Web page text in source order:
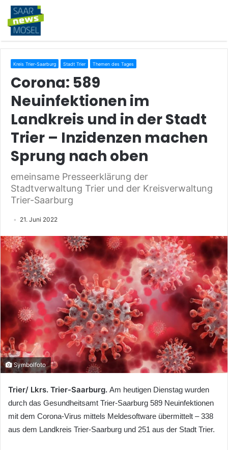
Kreis Trier-Saarburg Stadt Trier Themen des Tages
Corona: 589
Neuinfektionen im
Landkreis und in der Stadt
Trier – Inzidenzen machen
Sprung nach oben
emeinsame Presseerklärung der
Stadtverwaltung Trier und der Kreisverwaltung
Trier-Saarburg
21. Juni 2022
Symbolfoto
Trier/ Lkrs. Trier-Saarburg. Am heutigen Dienstag wurden
durch das Gesundheitsamt Trier-Saarburg 589 Neuinfektionen
mit dem Corona-Virus mittels Meldesoftware übermittelt – 338
aus dem Landkreis Trier-Saarburg und 251 aus der Stadt Trier.